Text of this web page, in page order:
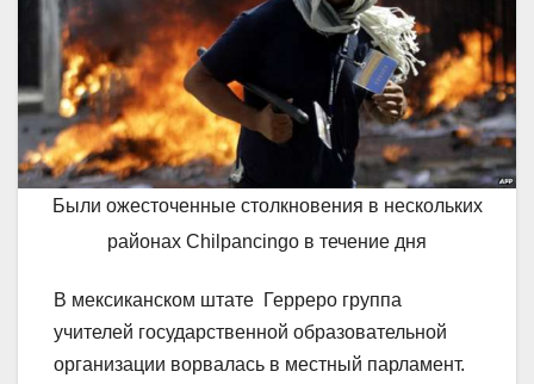
Были ожесточенные столкновения в нескольких
районах Chilpancingo в течение дня
В мексиканском штате Герреро группа
учителей государственной образовательной
организации ворвалась в местный парламент.